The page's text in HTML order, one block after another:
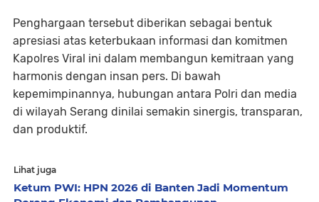
Penghargaan tersebut diberikan sebagai bentuk
apresiasi atas keterbukaan informasi dan komitmen
Kapolres Viral ini dalam membangun kemitraan yang
harmonis dengan insan pers. Di bawah
kepemimpinannya, hubungan antara Polri dan media
di wilayah Serang dinilai semakin sinergis, transparan,
dan produktif.
Lihat juga
Ketum PWI: HPN 2026 di Banten Jadi Momentum